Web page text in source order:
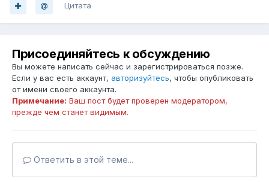
Цитата
Присоединяйтесь к обсуждению
Вы можете написать сейчас и зарегистрироваться позже.
Если у вас есть аккаунт, авторизуйтесь, чтобы опубликовать
от имени своего аккаунта.
Примечание: Ваш пост будет проверен модератором,
прежде чем станет видимым.
Ответить в этой теме...